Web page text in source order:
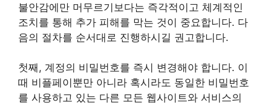
불안감에만 머무르기보다는 즉각적이고 체계적인
조치를 통해 추가 피해를 막는 것이 중요합니다. 다
음의 절차를 순서대로 진행하시길 권고합니다.
첫째, 계정의 비밀번호를 즉시 변경해야 합니다. 이
때 비플페이뿐만 아니라 혹시라도 동일한 비밀번호
를 사용하고 있는 다른 모든 웹사이트와 서비스의